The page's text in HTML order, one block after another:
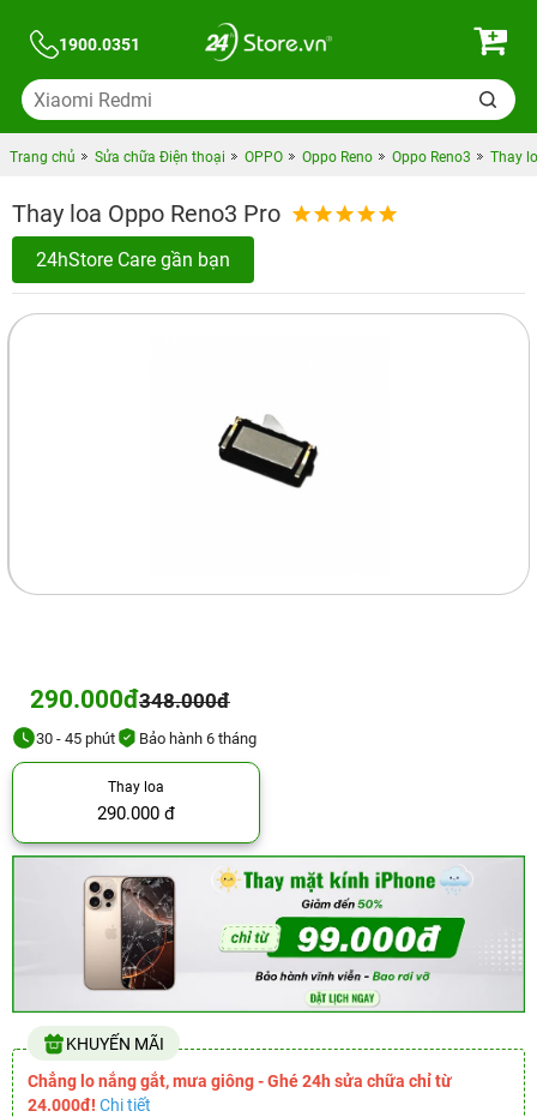
1900.0351
Trang chủ Sửa chữa Điện thoại OPPO Oppo Reno Oppo Reno3 Thay
Thay loa Oppo Reno3 Pro
24hStore Care gần bạn
290.000đ348.000đ
30 - 45 phút Bảo hành 6 tháng
Thay loa
290.000 đ
KHUYẾN MÃI
Chẳng lo nắng gắt, mưa giông - Ghé 24h sửa chữa chỉ từ
24.000đ! Chi tiết